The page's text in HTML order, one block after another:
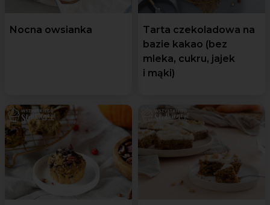
Nocna owsianka
Tarta czekoladowa na
bazie kakao (bez
mleka, cukru, jajek
i mąki)